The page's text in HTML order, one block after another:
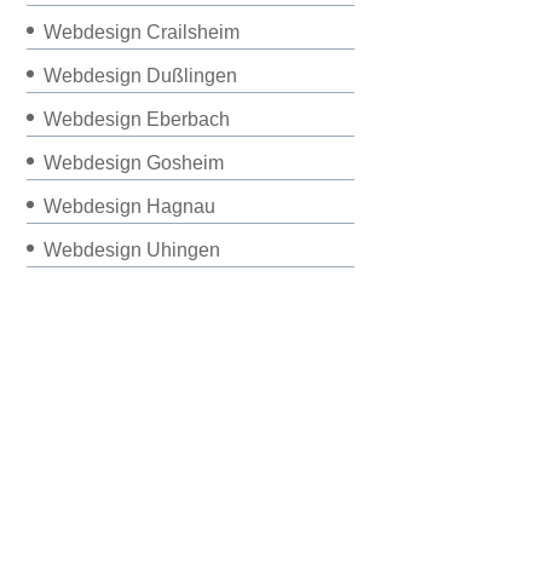
Webdesign Crailsheim
Webdesign Dußlingen
Webdesign Eberbach
Webdesign Gosheim
Webdesign Hagnau
Webdesign Uhingen